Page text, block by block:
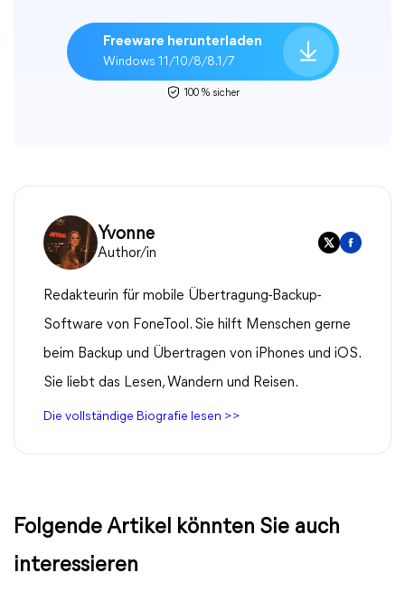
Freeware herunterladen
Windows 11/10/8/8.1/7
100 % sicher
Yvonne
Author/in
Redakteurin für mobile Übertragung-Backup-
Software von FoneTool. Sie hilft Menschen gerne
beim Backup und Übertragen von iPhones und iOS.
Sie liebt das Lesen, Wandern und Reisen.
Die vollständige Biografie lesen >>
Folgende Artikel könnten Sie auch
interessieren